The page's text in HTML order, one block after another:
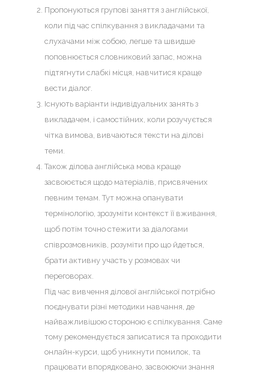
Пропонуються групові заняття з англійської,
коли під час спілкування з викладачами та
слухачами між собою, легше та швидше
поповнюється словниковий запас, можна
підтягнути слабкі місця, навчитися краще
вести діалог.
Існують варіанти індивідуальних занять з
викладачем, і самостійних, коли розучується
чітка вимова, вивчаються тексти на ділові
теми.
Також ділова англійська мова краще
засвоюється щодо матеріалів, присвячених
певним темам. Тут можна опанувати
термінологію, зрозуміти контекст її вживання,
щоб потім точно стежити за діалогами
співрозмовників, розуміти про що йдеться,
брати активну участь у розмовах чи
переговорах.
Під час вивчення ділової англійської потрібно
поєднувати різні методики навчання, де
найважливішою стороною є спілкування. Саме
тому рекомендується записатися та проходити
онлайн-курси, щоб уникнути помилок, та
працювати впорядковано, засвоюючи знання